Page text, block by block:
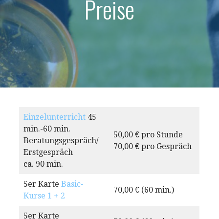
Preise
Einzelunterricht 45
min.-60 min.
Beratungsgespräch/
Erstgespräch
ca. 90 min.
50,00 € pro Stunde
70,00 € pro Gespräch
5er Karte Basic-
Kurse 1 + 2
70,00 € (60 min.)
5er Karte